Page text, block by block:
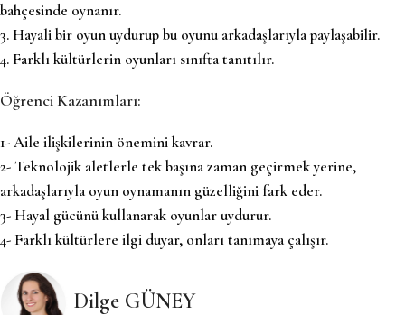
bahçesinde oynanır.
3. Hayali bir oyun uydurup bu oyunu arkadaşlarıyla paylaşabilir.
4. Farklı kültürlerin oyunları sınıfta tanıtılır.
Öğrenci Kazanımları:
1- Aile ilişkilerinin önemini kavrar.
2- Teknolojik aletlerle tek başına zaman geçirmek yerine,
arkadaşlarıyla oyun oynamanın güzelliğini fark eder.
3- Hayal gücünü kullanarak oyunlar uydurur.
4- Farklı kültürlere ilgi duyar, onları tanımaya çalışır.
Dilge GÜNEY